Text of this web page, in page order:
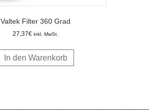
Valtek Filter 360 Grad
27,37€ inkl. MwSt.
In den Warenkorb